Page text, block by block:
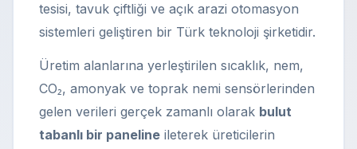
tesisi, tavuk çiftliği ve açık arazi otomasyon
sistemleri geliştiren bir Türk teknoloji şirketidir.
Üretim alanlarına yerleştirilen sıcaklık, nem,
CO₂, amonyak ve toprak nemi sensörlerinden
gelen verileri gerçek zamanlı olarak bulut
tabanlı bir paneline ileterek üreticilerin